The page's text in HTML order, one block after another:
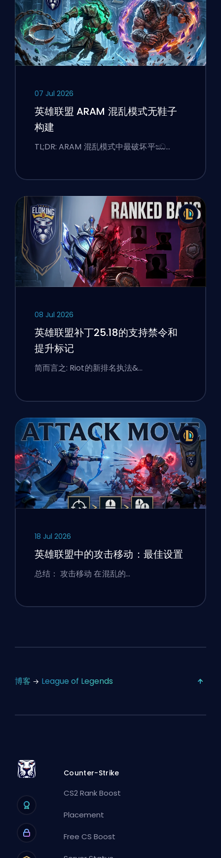
07 Jul 2026
英雄联盟 ARAM 混乱模式无鞋子
构建
TL;DR: ARAM 混乱模式中最破坏平ඣ…
08 Jul 2026
英雄联盟补丁25.18的支持禁令和
提升标记
简而言之: Riot的新排名执法&…
18 Jul 2026
英雄联盟中的攻击移动：最佳设置
总结： 攻击移动 在混乱的…
博客 League of Legends
Counter-Strike
CS2 Rank Boost
Placement
Free CS Boost